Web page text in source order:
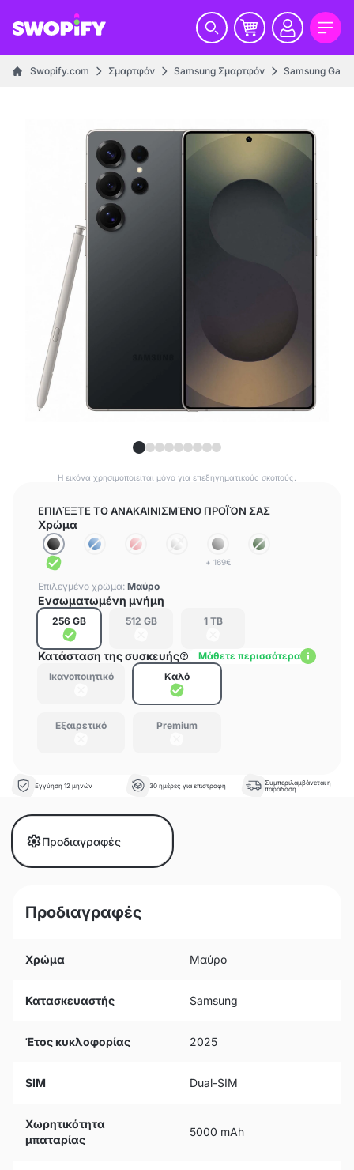
Swopify.com Σμαρτφόν Samsung Σμαρτφόν Samsung
Η εικόνα χρησιμοποιείται μόνο για επεξηγηματικούς σκοπούς.
ΕΠΙΛΈΞΤΕ ΤΟ ΑΝΑΚΑΙΝΙΣΜΈΝΟ ΠΡΟΪΌΝ ΣΑΣ
Χρώμα
+ 169€
Επιλεγμένο χρώμα: Μαύρο
Ενσωματωμένη μνήμη
256 GB 512 GB 1 TB
Κατάσταση της συσκευής
Μάθετε περισσότερα
Ικανοποιητικό
Καλό
Εξαιρετικό Premium
Εγγύηση 12 μηνών 30 ημέρες για επιστροφή
Συμπεριλαμβάνεται η
παράδοση
Προδιαγραφές
Προδιαγραφές
Χρώμα Μαύρο
Κατασκευαστής Samsung
Έτος κυκλοφορίας 2025
SIM Dual-SIM
Χωρητικότητα
μπαταρίας
5000 mAh